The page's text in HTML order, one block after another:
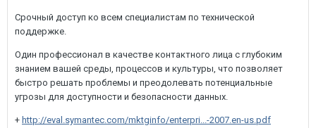
Срочный доступ ко всем специалистам по технической
поддержке.
Один профессионал в качестве контактного лица с глубоким
знанием вашей среды, процессов и культуры, что позволяет
быстро решать проблемы и преодолевать потенциальные
угрозы для доступности и безопасности данных.
+ http://eval.symantec.com/mktginfo/enterpri...-2007.en-us.pdf